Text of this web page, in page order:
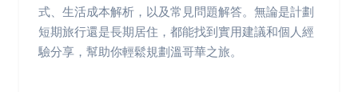
式、生活成本解析，以及常見問題解答。無論是計劃
短期旅行還是長期居住，都能找到實用建議和個人經
驗分享，幫助你輕鬆規劃溫哥華之旅。